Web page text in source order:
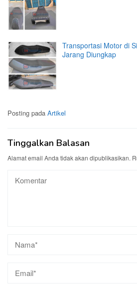
Transportasi Motor di
Jarang Diungkap
Posting pada Artikel
Tinggalkan Balasan
Alamat email Anda tidak akan dipublikasikan.